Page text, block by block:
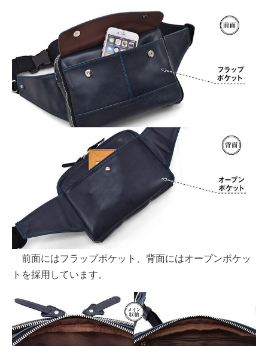
前面にはフラップポケット、背面にはオープンポケッ
トを採用しています。